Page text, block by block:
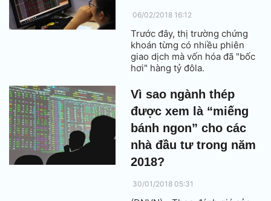
06/02/2018 16:12
Trước đây, thị trường chứng
khoán từng có nhiều phiên
giao dịch mà vốn hóa đã "bốc
hơi" hàng tỷ đôla.
Vì sao ngành thép
được xem là “miếng
bánh ngon” cho các
nhà đầu tư trong năm
2018?
30/01/2018 05:31